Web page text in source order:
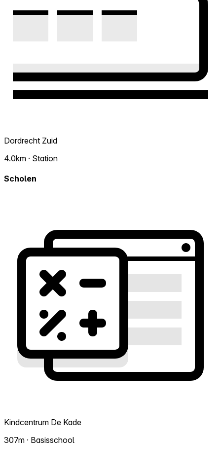
Dordrecht Zuid
4.0km · Station
Scholen
Kindcentrum De Kade
307m · Basisschool